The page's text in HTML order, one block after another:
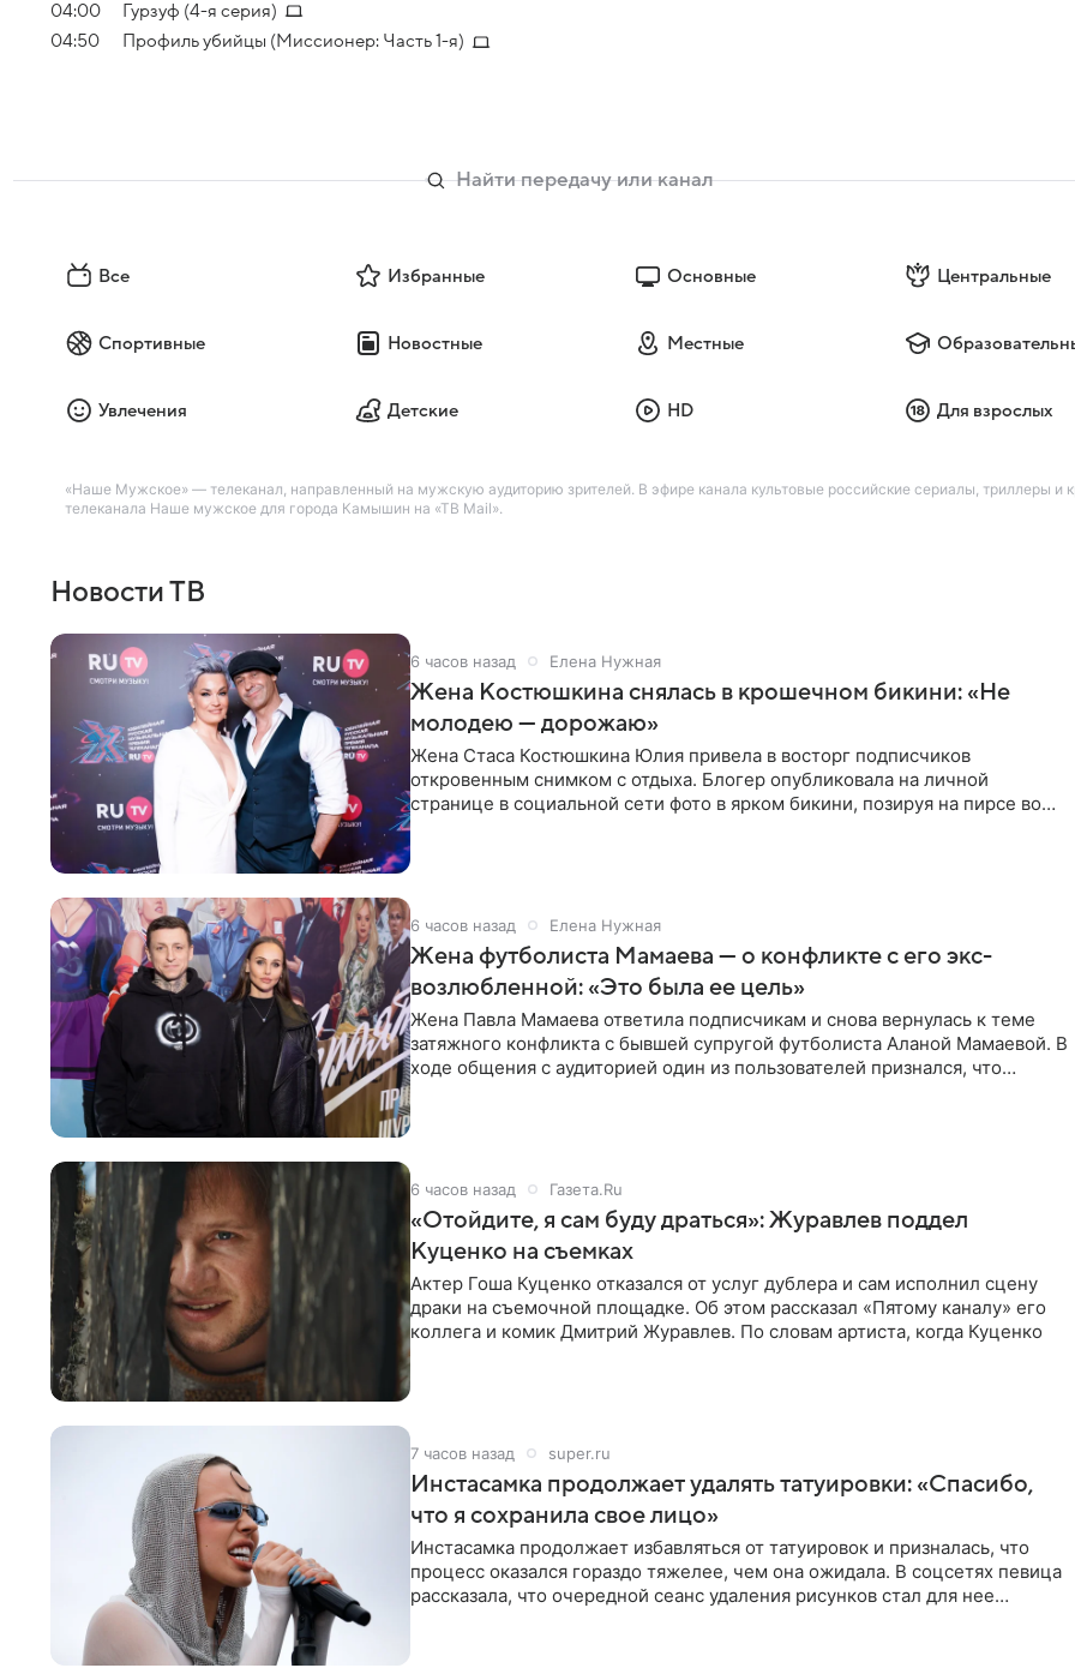
04:00
Гурзуф (4-я серия)
04:50
Профиль убийцы (Миссионер: Часть 1-я)
Все Избранные Основные Центральные
Спортивные Новостные Местные
Увлечения Детские HD Для взрослых
«Наше Мужское» — телеканал, направленный на мужскую аудиторию зрителей. В эфире канала культовые российские сериалы, триллеры
телеканала Наше мужское для города Камышин на «ТВ Mail».
Новости ТВ
6 часов назад Елена Нужная
Жена Костюшкина снялась в крошечном бикини: «Не
молодею — дорожаю»
Жена Стаса Костюшкина Юлия привела в восторг подписчиков
откровенным снимком с отдыха. Блогер опубликовала на личной
странице в социальной сети фото в ярком бикини, позируя на пирсе во
6 часов назад Елена Нужная
Жена футболиста Мамаева — о конфликте с его экс-
возлюбленной: «Это была ее цель»
Жена Павла Мамаева ответила подписчикам и снова вернулась к теме
затяжного конфликта с бывшей супругой футболиста Аланой Мамаевой. В
ходе общения с аудиторией один из пользователей признался, что
6 часов назад Газета.Ru
«Отойдите, я сам буду драться»: Журавлев поддел
Куценко на съемках
Актер Гоша Куценко отказался от услуг дублера и сам исполнил сцену
драки на съемочной площадке. Об этом рассказал «Пятому каналу» его
коллега и комик Дмитрий Журавлев. По словам артиста, когда Куценко
7 часов назад super.ru
Инстасамка продолжает удалять татуировки: «Спасибо,
что я сохранила свое лицо»
Инстасамка продолжает избавляться от татуировок и призналась, что
процесс оказался гораздо тяжелее, чем она ожидала. В соцсетях певица
рассказала, что очередной сеанс удаления рисунков стал для нее